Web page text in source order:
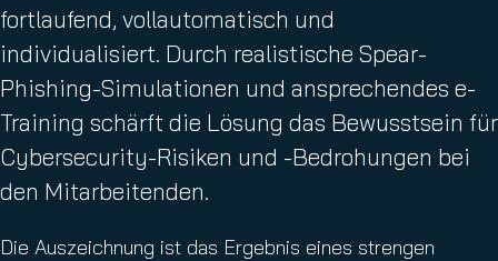
fortlaufend, vollautomatisch und
individualisiert. Durch realistische Spear-
Phishing-Simulationen und ansprechendes e-
Training schärft die Lösung das Bewusstsein für
Cybersecurity-Risiken und -Bedrohungen bei
den Mitarbeitenden.
Die Auszeichnung ist das Ergebnis eines strengen